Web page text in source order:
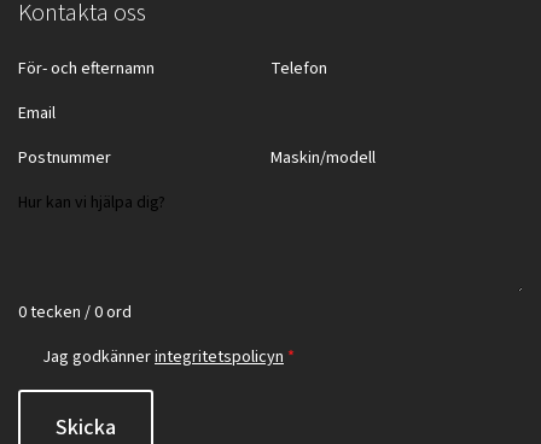
Kontakta oss
0 tecken / 0 ord
Jag godkännerintegritetspolicyn *
Skicka